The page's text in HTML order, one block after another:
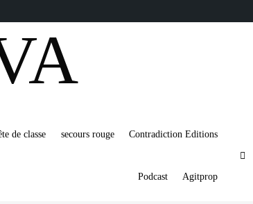
de classe secours rouge Contradiction Editions
Podcast Agitprop